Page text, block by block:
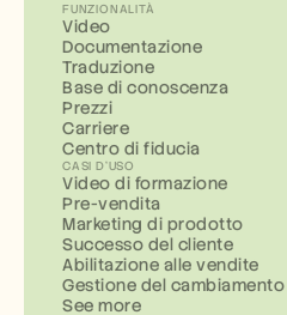
FUNZIONALITÀ
Video
Documentazione
Traduzione
Base di conoscenza
Prezzi
Carriere
Centro di fiducia
CASI D'USO
Video di formazione
Pre-vendita
Marketing di prodotto
Successo del cliente
Abilitazione alle vendite
Gestione del cambiamento
See more